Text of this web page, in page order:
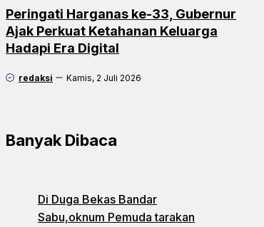
Peringati Harganas ke-33, Gubernur
Ajak Perkuat Ketahanan Keluarga
Hadapi Era Digital
redaksi Kamis, 2 Juli 2026
Banyak Dibaca
Di Duga Bekas Bandar
Sabu,oknum Pemuda tarakan